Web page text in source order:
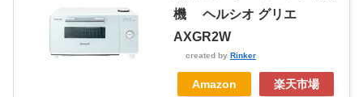
機 ヘルシオ グリエ
AXGR2W
created by Rinker
Amazon 楽天市場